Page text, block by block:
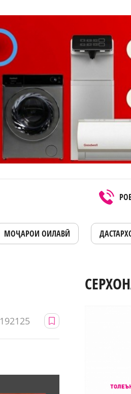
МОҶАРОИ ОИЛАВӢ
192125